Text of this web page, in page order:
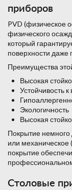
приборов
PVD (физическое
физического
который
поверхности
Преимущества
Высокая
Устойчивость
Экологичность
Высокая
Покрытие
или механическое
покрытие
Столовые